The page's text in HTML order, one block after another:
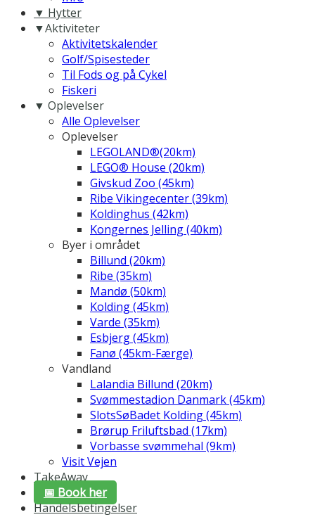
▼ Hytter
▼Aktiviteter
Aktivitetskalender
Golf/Spisesteder
Til Fods og på Cykel
Fiskeri
▼ Oplevelser
Alle Oplevelser
Oplevelser
LEGOLAND®(20km)
LEGO® House (20km)
Givskud Zoo (45km)
Ribe Vikingecenter (39km)
Koldinghus (42km)
Kongernes Jelling (40km)
Byer i området
Billund (20km)
Ribe (35km)
Mandø (50km)
Kolding (45km)
Varde (35km)
Esbjerg (45km)
Fanø (45km-Færge)
Vandland
Lalandia Billund (20km)
Svømmestadion Danmark (45km)
SlotsSøBadet Kolding (45km)
Brørup Friluftsbad (17km)
Vorbasse svømmehal (9km)
Visit Vejen
TakeAway
📅 Book her
Handelsbetingelser